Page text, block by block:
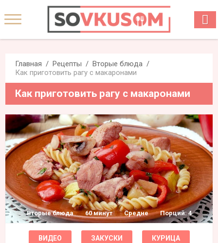
Главная Рецепты
Вторые блюда
Как приготовить рагу с макаронами
Как приготовить рагу с макаронами
Вторые блюда 60 минут Средне Порций: 4
ВИДЕО ЗАКУСКИ КУРИЦА